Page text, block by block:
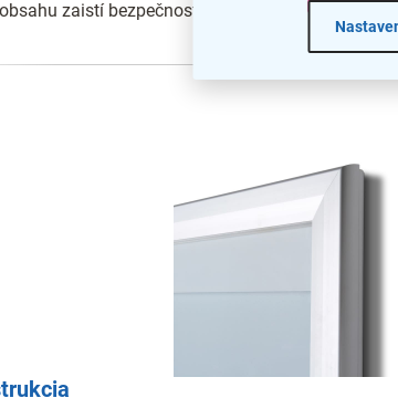
zaistí bezpečnostné sklo a vstavaný zámok